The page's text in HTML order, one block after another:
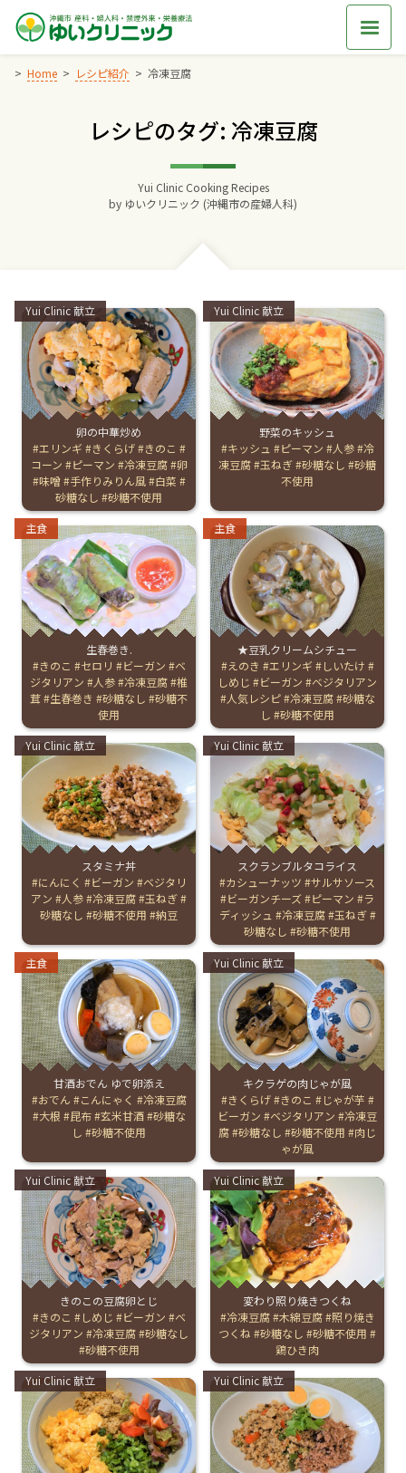
Skip
content
Home レシピ紹介 冷凍豆腐
レシピのタグ: 冷凍豆腐
Yui Clinic Cooking Recipes
by ゆいクリニック (沖縄市の産婦人科)
Categories:
Yui Clinic 献立
卵の中華炒め
Tags:
エリンギ きくらげ きのこ
コーン
ピーマン 冷凍豆腐 卵
味噌 手作りみりん風 白菜
砂糖なし
砂糖不使用
Categories:
Yui Clinic 献立
野菜のキッシュ
Tags:
キッシュ ピーマン 人参 冷
凍豆腐
玉ねぎ 砂糖なし
砂糖
不使用
Categories:
主食
生春巻き.
Tags:
きのこ セロリ ビーガン
ベ
ジタリアン
人参 冷凍豆腐 椎
茸
生春巻き 砂糖なし
砂糖不
使用
Categories:
主食
★豆乳クリームシチュー
Tags:
えのき エリンギ
しいたけ
しめじ
ビーガン
ベジタリアン
人気レシピ 冷凍豆腐 砂糖な
し
砂糖不使用
Categories:
Yui Clinic 献立
スタミナ丼
Tags:
にんにく ビーガン
ベジタリ
アン
人参 冷凍豆腐
玉ねぎ
砂糖なし
砂糖不使用 納豆
Categories:
Yui Clinic 献立
スクランブルタコライス
Tags:
カシューナッツ
サルサソース
ビーガンチーズ
ピーマン
ラ
ディッシュ
冷凍豆腐 玉ねぎ
砂糖なし
砂糖不使用
Categories:
主食
甘酒おでん ゆで卵添え
Tags:
おでん こんにゃく
冷凍豆腐
大根
昆布 玄米甘酒 砂糖な
し
砂糖不使用
Categories:
Yui Clinic 献立
キクラゲの肉じゃが風
Tags:
きくらげ きのこ
じゃが芋
ビーガン
ベジタリアン
冷凍豆
腐 砂糖なし 砂糖不使用
肉じ
ゃが風
Categories:
Yui Clinic 献立
きのこの豆腐卵とじ
Tags:
きのこ しめじ ビーガン
ベ
ジタリアン
冷凍豆腐 砂糖なし
砂糖不使用
Categories:
Yui Clinic 献立
変わり照り焼きつくね
Tags:
冷凍豆腐 木綿豆腐 照り焼き
つくね
砂糖なし
砂糖不使用
鶏ひき肉
Categories:
Yui Clinic 献立 Categories:
Yui Clinic 献立
Home
交通アクセス
診療料金
妊婦健診
お産について
親と子の結びつき支援
母乳育児
予防接種
その他の診療内容
‘さんルーム’ でさまざまな講座・クラス
遠方にお住まいで当院での出産を希望される方へ
医師プロフィール
English Page